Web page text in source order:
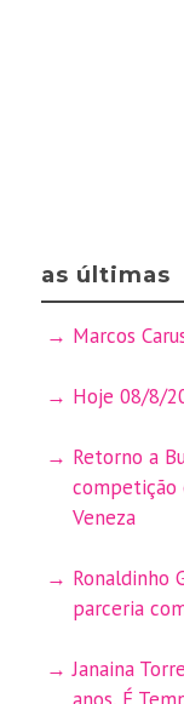
as últimas
Marcos
Hoje 08/8/
Retorno a
competição
Veneza
Ronaldinho
parceria
Janaina